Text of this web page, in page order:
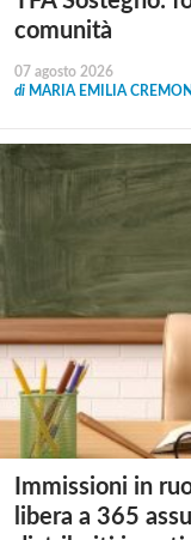
comunità
07 agosto 2026
di MARIA EMILIA
Immissioni in
libera a 365